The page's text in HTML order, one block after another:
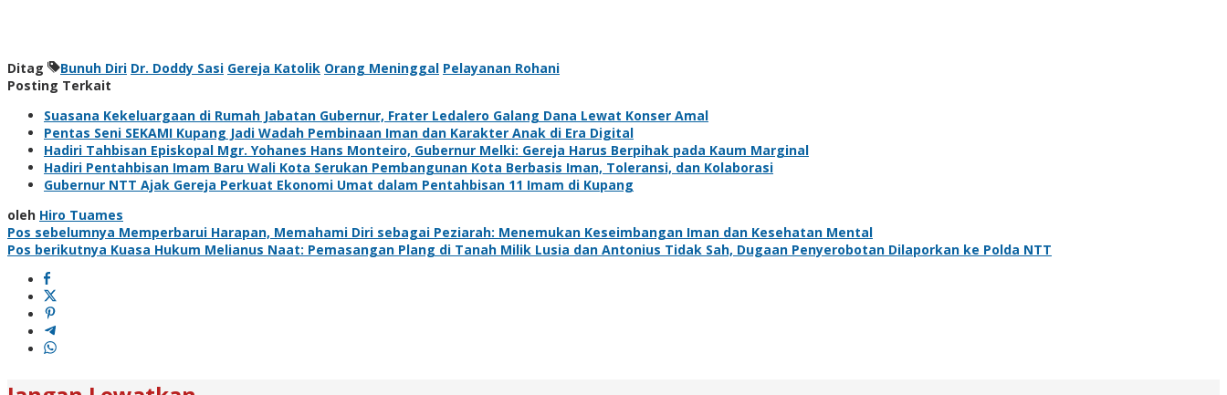
Ditag Bunuh Diri Dr. Doddy Sasi Gereja Katolik Orang Meninggal Pelayanan Rohani
Posting Terkait
Suasana Kekeluargaan di Rumah Jabatan Gubernur, Frater Ledalero Galang Dana Lewat Konser Amal
Pentas Seni SEKAMI Kupang Jadi Wadah Pembinaan Iman dan Karakter Anak di Era Digital
Hadiri Tahbisan Episkopal Mgr. Yohanes Hans Monteiro, Gubernur Melki: Gereja Harus Berpihak pada Kaum Marginal
Hadiri Pentahbisan Imam Baru Wali Kota Serukan Pembangunan Kota Berbasis Iman, Toleransi, dan Kolaborasi
Gubernur NTT Ajak Gereja Perkuat Ekonomi Umat dalam Pentahbisan 11 Imam di Kupang
oleh Hiro Tuames
Navigasi
pos
Pos sebelumnya Memperbarui Harapan, Memahami Diri sebagai Peziarah: Menemukan Keseimbangan Iman dan Kesehatan Mental
Pos berikutnya Kuasa Hukum Melianus Naat: Pemasangan Plang di Tanah Milik Lusia dan Antonius Tidak Sah, Dugaan Penyerobotan Dilaporkan ke Polda NTT